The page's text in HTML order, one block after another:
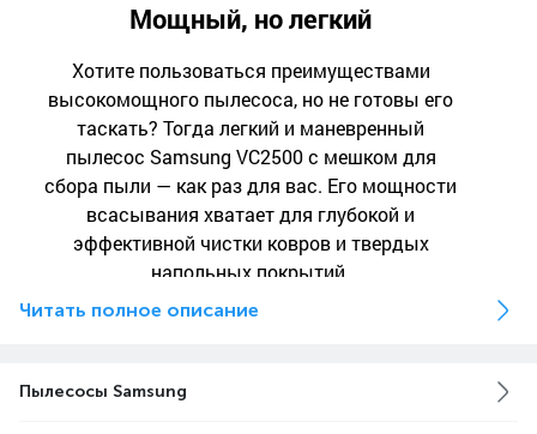
Мощный, но легкий
Хотите пользоваться преимуществами
высокомощного пылесоса, но не готовы его
таскать? Тогда легкий и маневренный
пылесос Samsung VC2500 с мешком для
сбора пыли — как раз для вас. Его мощности
всасывания хватает для глубокой и
эффективной чистки ковров и твердых
напольных покрытий.
Читать полное описание
Пылесосы Samsung